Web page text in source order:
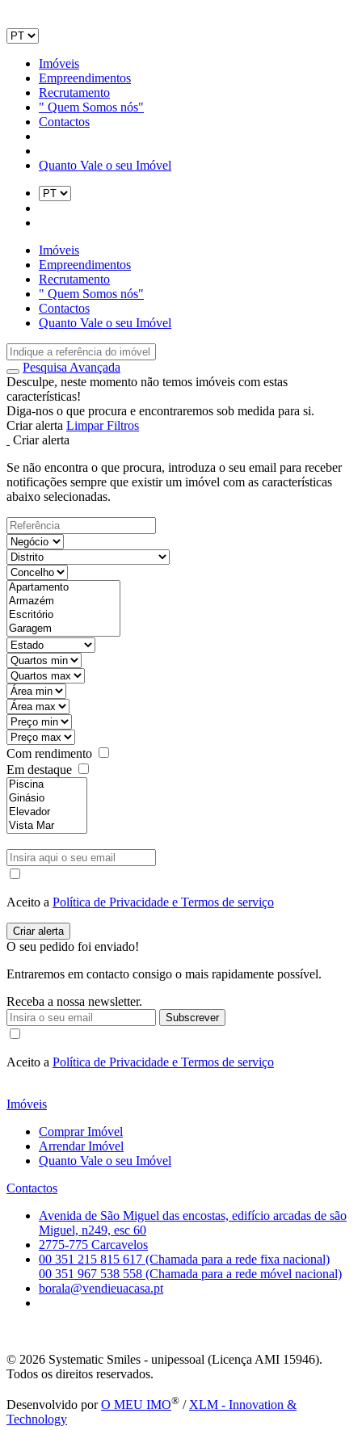
Imóveis
Empreendimentos
Recrutamento
" Quem Somos nós"
Contactos
Quanto Vale o seu Imóvel
Imóveis
Empreendimentos
Recrutamento
" Quem Somos nós"
Contactos
Quanto Vale o seu Imóvel
Pesquisa Avançada
Desculpe, neste momento não temos imóveis com estas
características!
Diga-nos o que procura e encontraremos sob medida para si.
Criar alerta Limpar Filtros
Criar alerta
Se não encontra o que procura, introduza o seu email para receber
notificações sempre que existir um imóvel com as características
abaixo selecionadas.
Com rendimento
Em destaque
Aceito a Política de Privacidade e Termos de serviço
O seu pedido foi enviado!
Entraremos em contacto consigo o mais rapidamente possível.
Receba a nossa newsletter.
Subscrever
Aceito a Política de Privacidade e Termos de serviço
Imóveis
Comprar Imóvel
Arrendar Imóvel
Quanto Vale o seu Imóvel
Contactos
Avenida de São Miguel das encostas, edifício arcadas de são
Miguel, n249, esc 60
2775-775 Carcavelos
00 351 215 815 617 (Chamada para a rede fixa nacional)
00 351 967 538 558 (Chamada para a rede móvel nacional)
borala@vendieuacasa.pt
© 2026 Systematic Smiles - unipessoal (Licença AMI 15946).
Todos os direitos reservados.
Desenvolvido porO MEU IMO® / XLM - Innovation &
Technology